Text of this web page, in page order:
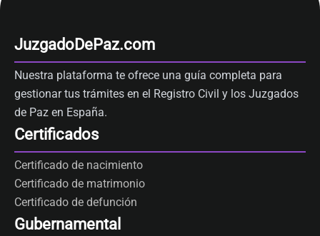
JuzgadoDePaz.com
Nuestra plataforma te ofrece una guía completa para
gestionar tus trámites en el Registro Civil y los Juzgados
de Paz en España.
Certificados
Certificado de nacimiento
Certificado de matrimonio
Certificado de defunción
Gubernamental